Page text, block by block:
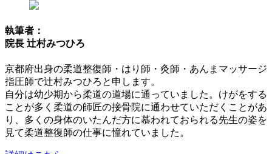
執筆者：
院長 辻村みつひろ
京都府出身の柔道整復師・はり師・灸師・あんまマッサージ
指圧師で辻村みつひろと申します。
自分は幼少期から柔道の道場に通っていました。けがをする
ことが多く柔道の師匠の接骨院に通わせていただくことがあ
り、多くの身体のいたんだ方に慕われておられる先生の姿を
見て柔道整復師の仕事に憧れていました。